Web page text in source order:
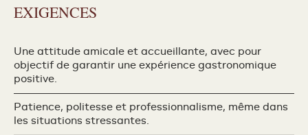
EXIGENCES
Une attitude amicale et accueillante, avec pour
objectif de garantir une expérience gastronomique
positive.
Patience, politesse et professionnalisme, même dans
les situations stressantes.